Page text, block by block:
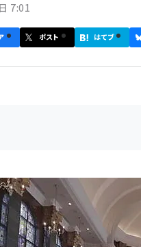
7:01
ポスト はてブ